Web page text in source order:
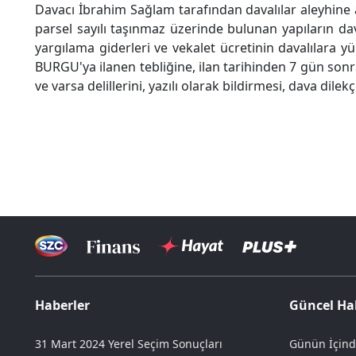
Davacı İbrahim Sağlam tarafından davalılar
parsel sayılı taşınmaz üzerinde bulunan
yargılama giderleri ve vekalet ücretinin davalılara
BURGU'ya ilanen tebliğine, ilan tarihinden 7 gün
ve varsa delillerini, yazılı olarak bildirmesi, dava
Haberler
31 Mart 2024 Yerel Seçim Sonuçları
Güncel
Günün